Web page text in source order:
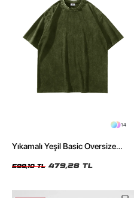
14
Yıkamalı Yeşil Basic Oversize
599,10 TL 479,28 TL